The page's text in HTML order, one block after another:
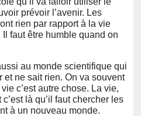
prévoir l’avenir. Les
rien par rapport à la vie
faut être humble quand on
au monde scientifique qui
et ne sait rien. On va souvent
c’est autre chose. La vie,
là qu’il faut chercher les
à un nouveau monde.